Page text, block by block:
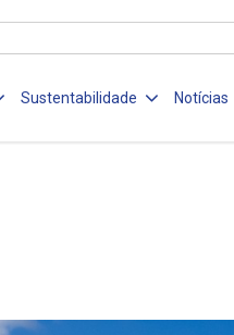
Sustentabilidade Notícias